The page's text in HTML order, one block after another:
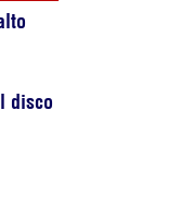
disco